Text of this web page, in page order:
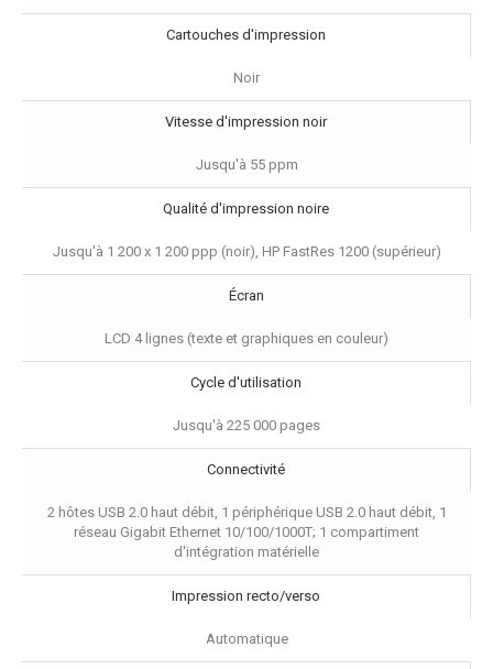
Cartouches d'impression
Noir
Vitesse d'impression noir
Jusqu'à 55 ppm
Qualité d'impression noire
Jusqu'à 1 200 x 1 200 ppp (noir), HP FastRes 1200 (supérieur)
Écran
LCD 4 lignes (texte et graphiques en couleur)
Cycle d'utilisation
Jusqu'à 225 000 pages
Connectivité
2 hôtes USB 2.0 haut débit, 1 périphérique USB 2.0 haut débit, 1
réseau Gigabit Ethernet 10/100/1000T; 1 compartiment
d'intégration matérielle
Impression recto/verso
Automatique